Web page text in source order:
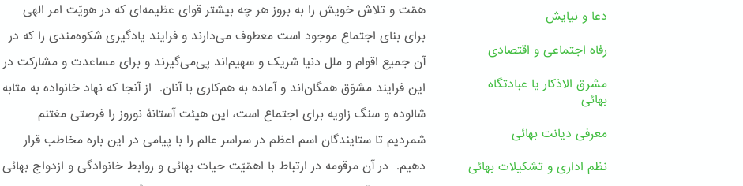
همّت و تلاش خویش را به بروز هر چه بیشتر قوای عظیمه‌ای که در هویّت امر الهی
برای بنای اجتماع موجود است معطوف می‌دارند و فرایند یادگیری شکوه‌مندی را که در
آن جمیع اقوام و ملل دنیا شریک و سهیم‌اند پی‌می‌گیرند و برای مساعدت و مشارکت در
این فرایند مشوّق همگان‌اند و آماده به هم‌کاری با آنان. از آنجا که نهاد خانواده به مثابه
شالوده و سنگ زاویه برای اجتماع است، این هیئت آستانۀ نوروز را فرصتی مغتنم
شمردیم تا ستایندگان اسم اعظم در سراسر عالم را با پیامی در این باره مخاطب قرار
دهیم. در آن مرقومه در ارتباط با اهمّیّت حیات بهائی و روابط خانوادگی و ازدواج بهائی
دعا و نیایش
رفاه اجتماعی و اقتصادی
مشرق الاذکار یا عبادتگاه
بهائی
معرفی دیانت بهائی
نظم اداری و تشکیلات بهائی